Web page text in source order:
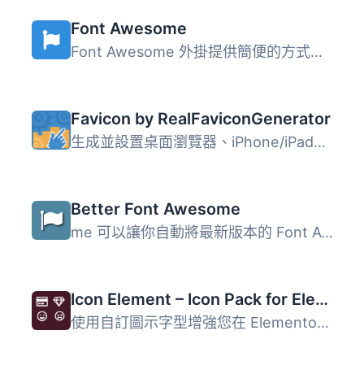
Font Awesome
Font Awesome 外掛提供簡便的方式在 WordPress 網站中使用 Fo...
Favicon by RealFaviconGenerator
生成並設置桌面瀏覽器、iPhone/iPad、Android 設備、Windows ...
Better Font Awesome
me 可以讓你自動將最新版本的 Font Awesome 及其相應的 CSS、...
Icon Element – Icon Pack for Elementor Page Builder (6718 icons)
使用自訂圖示字型增強您在 Elementor 頁面建構中的體驗。 18 ...